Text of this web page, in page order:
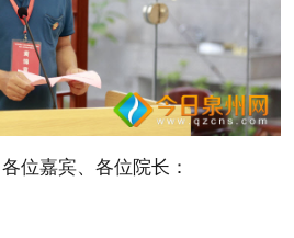
位嘉宾、各位院长：